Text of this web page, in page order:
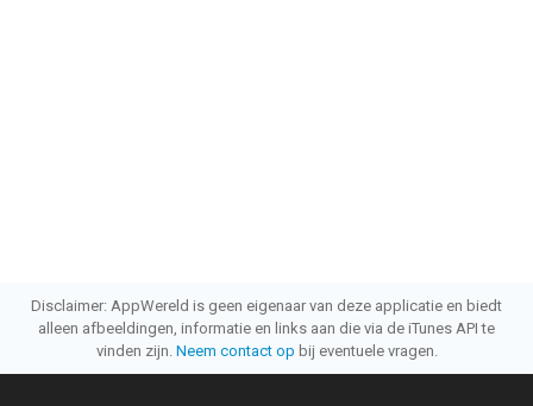
Disclaimer: AppWereld is geen eigenaar van deze applicatie en biedt
alleen afbeeldingen, informatie en links aan die via de iTunes API te
vinden zijn. Neem contact op bij eventuele vragen.